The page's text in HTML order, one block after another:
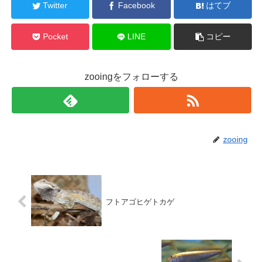
Twitter Facebook はてブ
Pocket LINE コピー
zooingをフォローする
zooing
フトアゴヒゲトカゲ